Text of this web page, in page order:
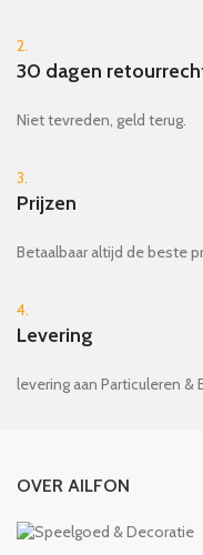
2.
30 dagen
Niet tevreden, geld terug.
3.
Prijzen
Betaalbaar altijd de beste
4.
Levering
levering aan Particuleren &
OVER AILFON